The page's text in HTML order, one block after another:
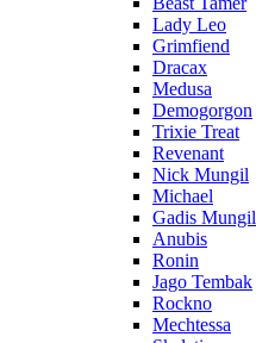
Lady Leo
Grimfiend
Dracax
Medusa
Demogorgon
Trixie Treat
Revenant
Nick Mungil
Michael
Gadis Mungil
Anubis
Ronin
Jago Tembak
Rockno
Mechtessa